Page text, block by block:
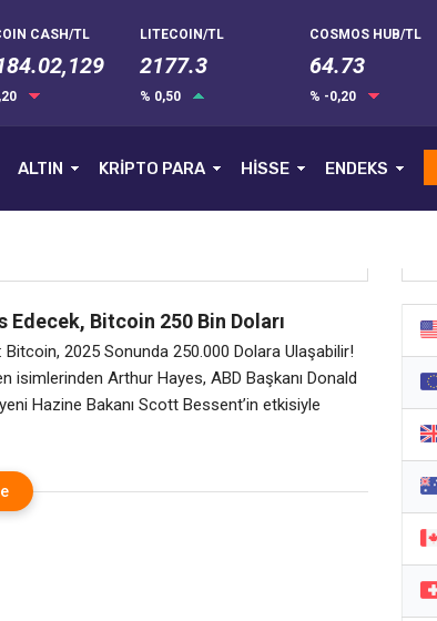
CASH/TL LITECOIN/TL
2177.3
% 0,50
COSMOS HUB/TL
64.73
% -0,20
ALTIN KRİPTO PARA HİSSE ENDEKS
Edecek, Bitcoin 250 Bin Doları
2025 Sonunda 250.000 Dolara Ulaşabilir!
isimlerinden Arthur Hayes, ABD Başkanı Donald
Hazine Bakanı Scott Bessent’in etkisiyle
ulaşabileceğini öngörüyor. Hayes, kişisel
ABD Merkez Bankası (Fed) Başkanı Jerome
para